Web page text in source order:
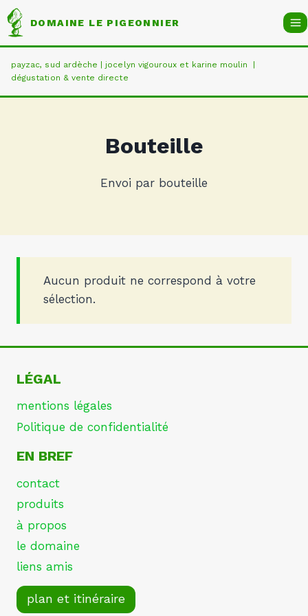
Aller
au
contenu
DOMAINE LE PIGEONNIER
payzac, sud ardèche | jocelyn vigouroux et karine moulin |
dégustation & vente directe
Bouteille
Envoi par bouteille
Aucun produit ne correspond à votre
sélection.
LÉGAL
mentions légales
Politique de confidentialité
EN BREF
contact
produits
à propos
le domaine
liens amis
plan et itinéraire